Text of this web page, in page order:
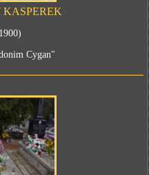
Cygan"